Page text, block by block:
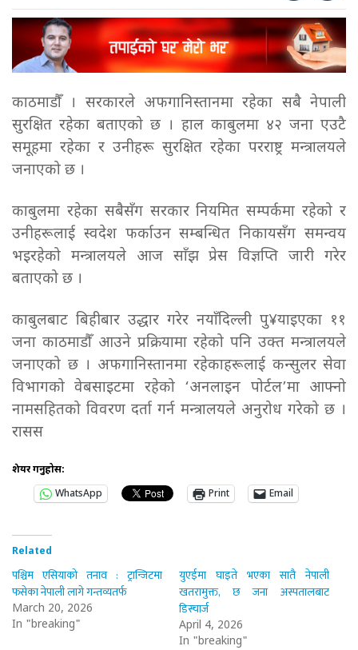
काठमाडौँ । सरकारले अफगानिस्तानमा रहेका सबै नेपाली
सुरक्षित रहेका बताएको छ । हाल काबुलमा ४२ जना एउटै
समूहमा रहेका र उनीहरू सुरक्षित रहेका परराष्ट्र मन्त्रालयले
जनाएको छ ।
काबुलमा रहेका सबैसँग सरकार नियमित सम्पर्कमा रहेको र
उनीहरूलाई स्वदेश फर्काउन सम्बन्धित निकायसँग समन्वय
भइरहेको मन्त्रालयले आज साँझ प्रेस विज्ञप्ति जारी गरेर
बताएको छ ।
काबुलबाट बिहीबार उद्धार गरेर नयाँदिल्ली पु¥याइएका ११
जना काठमाडौँ आउने प्रक्रियामा रहेको पनि उक्त मन्त्रालयले
जनाएको छ । अफगानिस्तानमा रहेकाहरूलाई कन्सुलर सेवा
विभागको वेबसाइटमा रहेको ‘अनलाइन पोर्टल’मा आफ्नो
नामसहितको विवरण दर्ता गर्न मन्त्रालयले अनुरोध गरेको छ ।
रासस
शेयर गर्नुहोस:
WhatsApp
Print Email
Related
पश्चिम एसियाको तनाव : ट्रान्जिटमा
फसेका नेपाली लागे गन्तव्यतर्फ
March 20, 2026
In "breaking"
युएईमा घाइते भएका सातै नेपाली
खतरामुक्त, छ जना अस्पतालबाट
डिस्चार्ज
April 4, 2026
In "breaking"